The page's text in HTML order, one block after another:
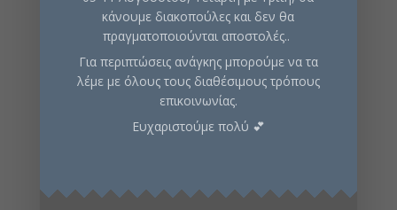
Περιγραφή
Πληροφορίες
Σελίδα boardgamegeek
κάνουμε διακοπούλες και δεν θα
πραγματοποιούνται αποστολές..
Για περιπτώσεις ανάγκης μπορούμε να τα
λέμε με όλους τους διαθέσιμους τρόπους
επικοινωνίας.
Ευχαριστούμε πολύ 💕